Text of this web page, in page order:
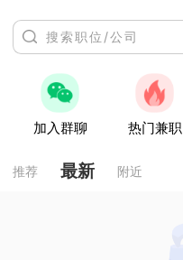
加入群聊 热门兼职
推荐 最新 附近